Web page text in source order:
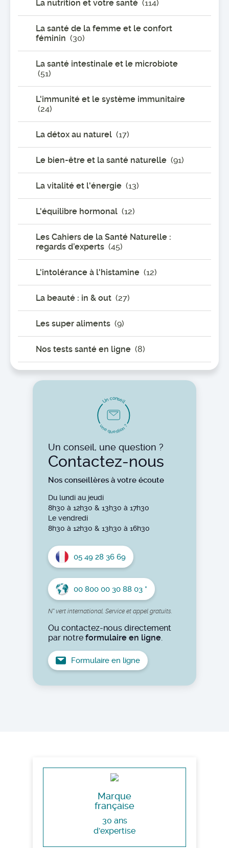
La nutrition et votre santé (114)
La santé de la femme et le confort
féminin (30)
La santé intestinale et le microbiote
(51)
L'immunité et le système immunitaire
(24)
La détox au naturel (17)
Le bien-être et la santé naturelle (91)
La vitalité et l'énergie (13)
L'équilibre hormonal (12)
Les Cahiers de la Santé Naturelle :
regards d’experts (45)
L'intolérance à l'histamine (12)
La beauté : in & out (27)
Les super aliments (9)
Nos tests santé en ligne (8)
unequestion?
Unconse
i
l
Un conseil, une question ?
Contactez-nous
Nos conseillères à votre écoute
Du lundi au jeudi
8h30 à 12h30 & 13h30 à 17h30
Le vendredi
8h30 à 12h30 & 13h30 à 16h30
05 49 28 36 69
00 800 00 30 88 03 *
N° vert international. Service et appel gratuits.
Ou contactez-nous directement
par notre formulaire en ligne.
Formulaire en ligne
Marque
française
30 ans
d'expertise